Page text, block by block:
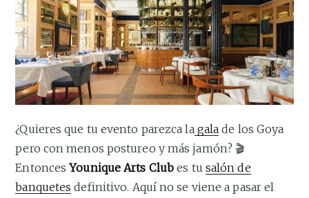
¿Quieres que tu evento parezca lagala de los Goya
pero con menos postureo y más jamón? 🎬
EntoncesYounique Arts Club es tu salón de
banquetes definitivo. Aquí no se viene a pasar el